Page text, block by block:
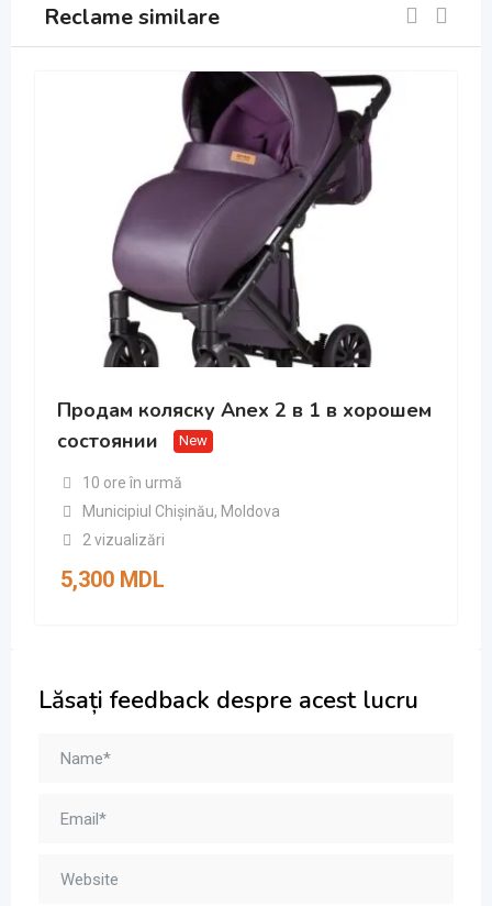
Reclame similare
Продам коляску Anex 2 в 1 в хорошем
состоянии
New
10 ore în urmă
Municipiul Chișinău, Moldova
2 vizualizări
5,300 MDL
Lăsați feedback despre acest lucru